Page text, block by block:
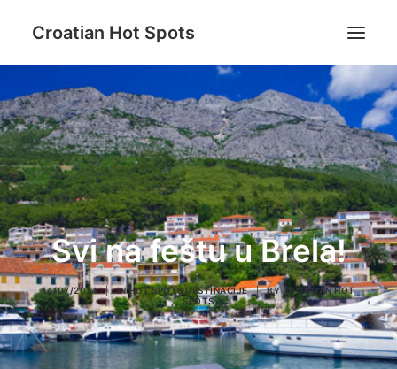
Croatian Hot Spots
Aktivni odmor
Gastro
Destinacije
Lifestyle
Magazin
Blog
O nama
Search
Svi na feštu u Brela!
14/07/2014 | INHOT SPOTS DESTINACIJE | BYCROATIAN HOT
SPOTS